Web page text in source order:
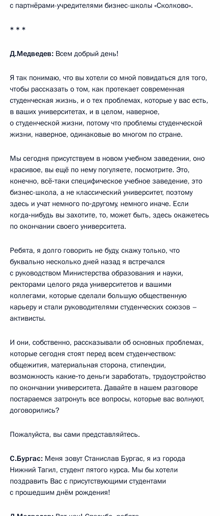
с партнёрами-учредителями бизнес-школы «Сколково».
* * *
Д.Медведев: Всем добрый день!
Я так понимаю, что вы хотели со мной повидаться для того,
чтобы рассказать о том, как протекает современная
студенческая жизнь, и о тех проблемах, которые у вас есть,
в ваших университетах, и в целом, наверное,
о студенческой жизни, потому что проблемы студенческой
жизни, наверное, одинаковые во многом по стране.
Мы сегодня присутствуем в новом учебном заведении, оно
красивое, вы ещё по нему погуляете, посмотрите. Это,
конечно, всё‑таки специфическое учебное заведение, это
бизнес-школа, а не классический университет, поэтому
здесь и учат немного по‑другому, немного иначе. Если
когда‑нибудь вы захотите, то, может быть, здесь окажетесь
по окончании своего университета.
Ребята, я долго говорить не буду, скажу только, что
буквально несколько дней назад я встречался
с руководством Министерства образования и науки,
ректорами целого ряда университетов и вашими
коллегами, которые сделали большую общественную
карьеру и стали руководителями студенческих союзов –
активисты.
И они, собственно, рассказывали об основных проблемах,
которые сегодня стоят перед всем студенчеством:
общежития, материальная сторона, стипендии,
возможность какие‑то деньги заработать, трудоустройство
по окончании университета. Давайте в нашем разговоре
постараемся затронуть все вопросы, которые вас волнуют,
договорились?
Пожалуйста, вы сами представляйтесь.
С.Бургас: Меня зовут Станислав Бургас, я из города
Нижний Тагил, студент пятого курса. Мы бы хотели
поздравить Вас с присутствующими студентами
с прошедшим днём рождения!